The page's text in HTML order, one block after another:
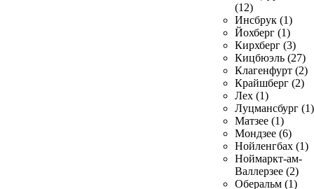
(12)
Инсбрук (1)
Йохберг (1)
Кирхберг (3)
Кицбюэль (27)
Клагенфурт (2)
Крайшберг (2)
Лех (1)
Луцмансбург (1)
Матзее (1)
Мондзее (6)
Нойленгбах (1)
Ноймаркт-ам-
Валлерзее (2)
Оберальм (1)